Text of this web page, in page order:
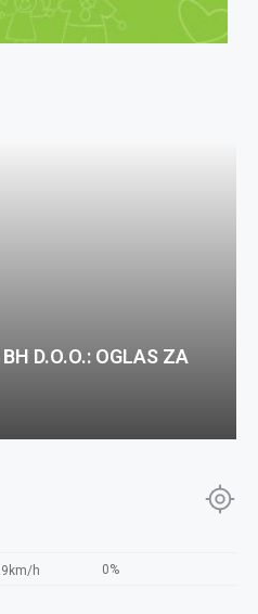
h 0%
D.O.O.: OGLAS ZA